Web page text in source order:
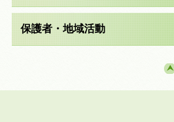
保護者・地域活動